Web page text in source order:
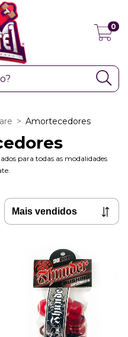
0
> Amortecedores
para todas as modalidades